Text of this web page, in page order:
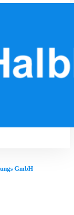
GmbH